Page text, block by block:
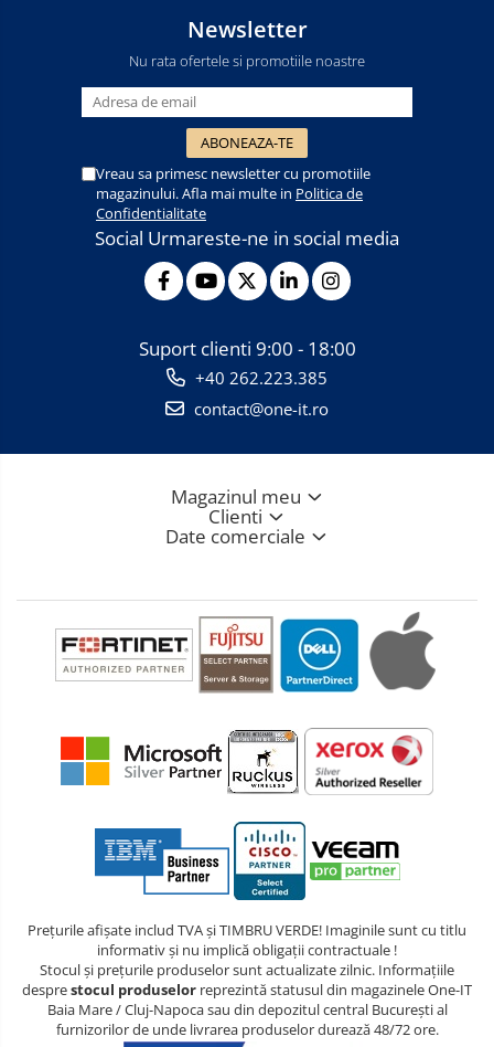
Newsletter
Nu rata ofertele si promotiile noastre
Vreau sa primesc newsletter cu promotiile
magazinului. Afla mai multe in Politica de
Confidentialitate
Social Urmareste-ne in social media
Suport clienti 9:00 - 18:00
+40 262.223.385
contact@one-it.ro
Magazinul meu
Clienti
Date comerciale
Prețurile afișate includ TVA și TIMBRU VERDE! Imaginile sunt cu titlu
informativ și nu implică obligații contractuale !
Stocul și prețurile produselor sunt actualizate zilnic. Informațiile
desprestocul produselor reprezintă statusul din magazinele One-IT
Baia Mare / Cluj-Napoca sau din depozitul central București al
furnizorilor de unde livrarea produselor durează 48/72 ore.